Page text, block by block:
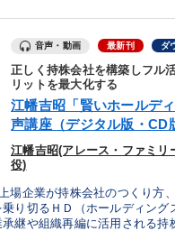
音声・動画 最新刊 ダ
正しく持株会社を構築しフル
リットを最大化する
江幡吉昭「賢いホールデ
声講座（デジタル版・CD
江幡吉昭(アレース・ファミリ
役)
場企業が持株会社のつくり方
り切るＨＤ（ホールディング
継や組織再編に活用される持